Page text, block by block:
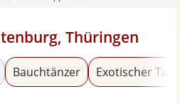
Thüringen
Kategorie «Stepptänzer»
Bauchtänzer Exotischer Tanz